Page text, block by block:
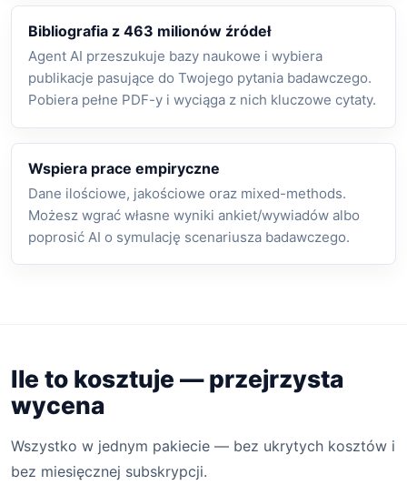
Bibliografia z 463 milionów źródeł
Agent AI przeszukuje bazy naukowe i wybiera
publikacje pasujące do Twojego pytania badawczego.
Pobiera pełne PDF-y i wyciąga z nich kluczowe cytaty.
Wspiera prace empiryczne
Dane ilościowe, jakościowe oraz mixed-methods.
Możesz wgrać własne wyniki ankiet/wywiadów albo
poprosić AI o symulację scenariusza badawczego.
Ile to kosztuje — przejrzysta
wycena
Wszystko w jednym pakiecie — bez ukrytych kosztów i
bez miesięcznej subskrypcji.